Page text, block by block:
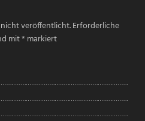
veröffentlicht.Erforderliche
mit* markiert